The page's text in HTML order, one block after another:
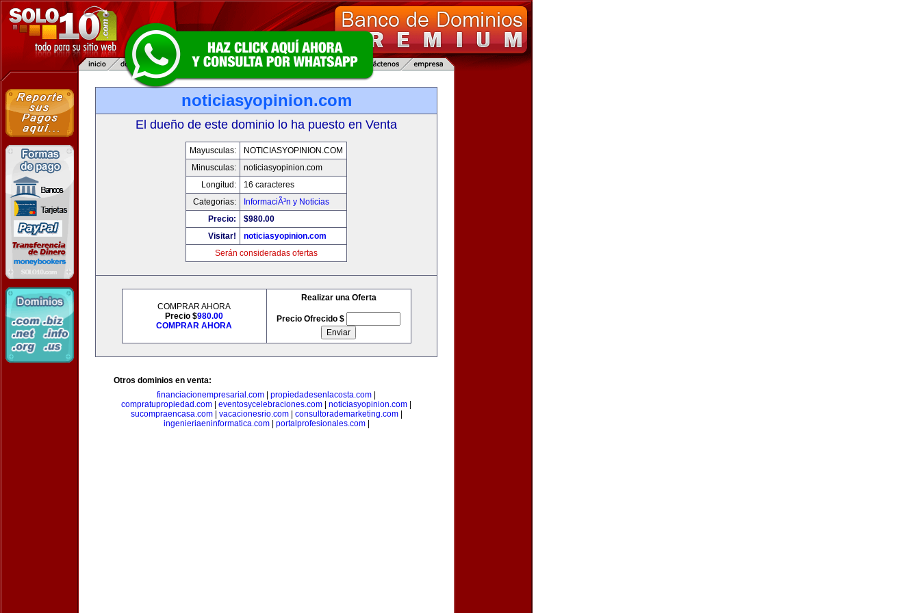
noticiasyopinion.com
El dueño de este dominio lo ha puesto en Venta
Mayusculas:
NOTICIASYOPINION.COM
Minusculas:
noticiasyopinion.com
Longitud:
16 caracteres
Categorias:
InformaciÃ³n y Noticias
Precio:
$980.00
Visitar!
noticiasyopinion.com
Serán consideradas ofertas
COMPRAR AHORA
Precio $980.00
COMPRAR AHORA
Realizar una Oferta
Precio Ofrecido $
Otros dominios en venta:
financiacionempresarial.com
propiedadesenlacosta.com
compratupropiedad.com
eventosycelebraciones.com noticiasyopinion.com
sucompraencasa.com| vacacionesrio.com| consultorademarketing.com|
ingenieriaeninformatica.com| portalprofesionales.com|